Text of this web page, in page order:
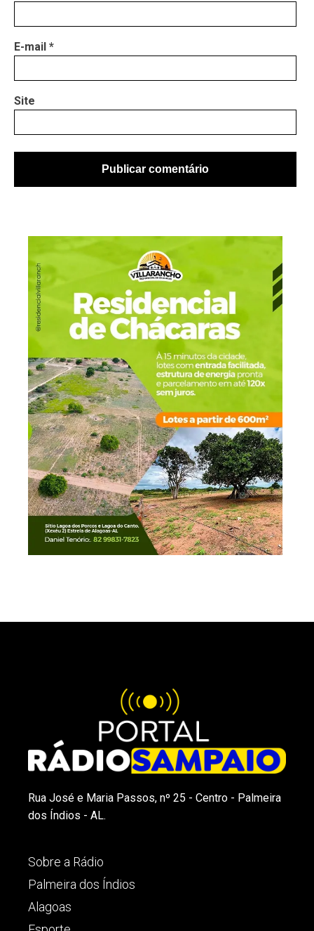
E-mail *
Site
Rua José e Maria Passos, nº 25 - Centro - Palmeira
dos Índios - AL.
Sobre a Rádio
Palmeira dos Índios
Alagoas